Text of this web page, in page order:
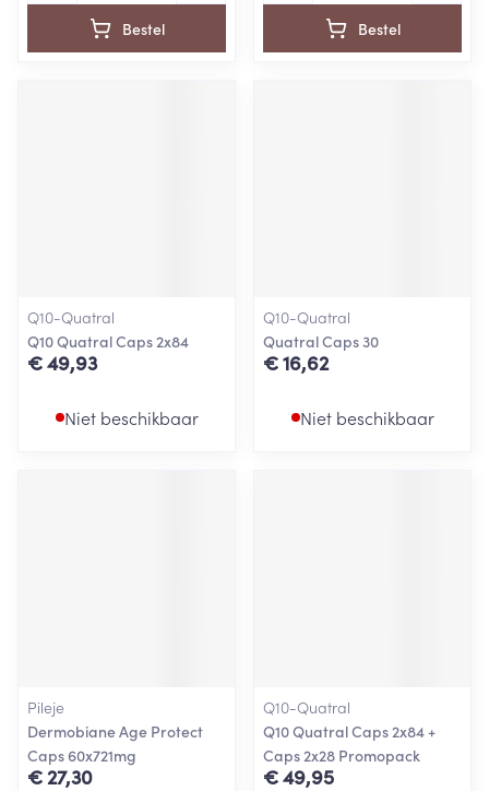
Bestel Bestel
Q10-Quatral
Q10 Quatral Caps 2x84
€ 49,93
Niet beschikbaar
Q10-Quatral
Quatral Caps 30
€ 16,62
Niet beschikbaar
Pileje
Dermobiane Age Protect
Caps 60x721mg
€ 27,30
Q10-Quatral
Q10 Quatral Caps 2x84 +
Caps 2x28 Promopack
€ 49,95